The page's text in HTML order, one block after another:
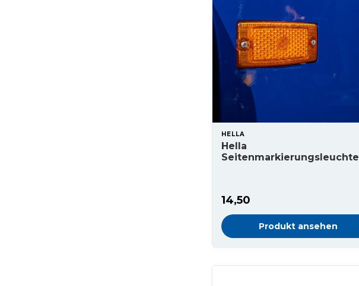
HELLA
Hella
Seitenmarkierungsleuchte
14,50
Produkt ansehen